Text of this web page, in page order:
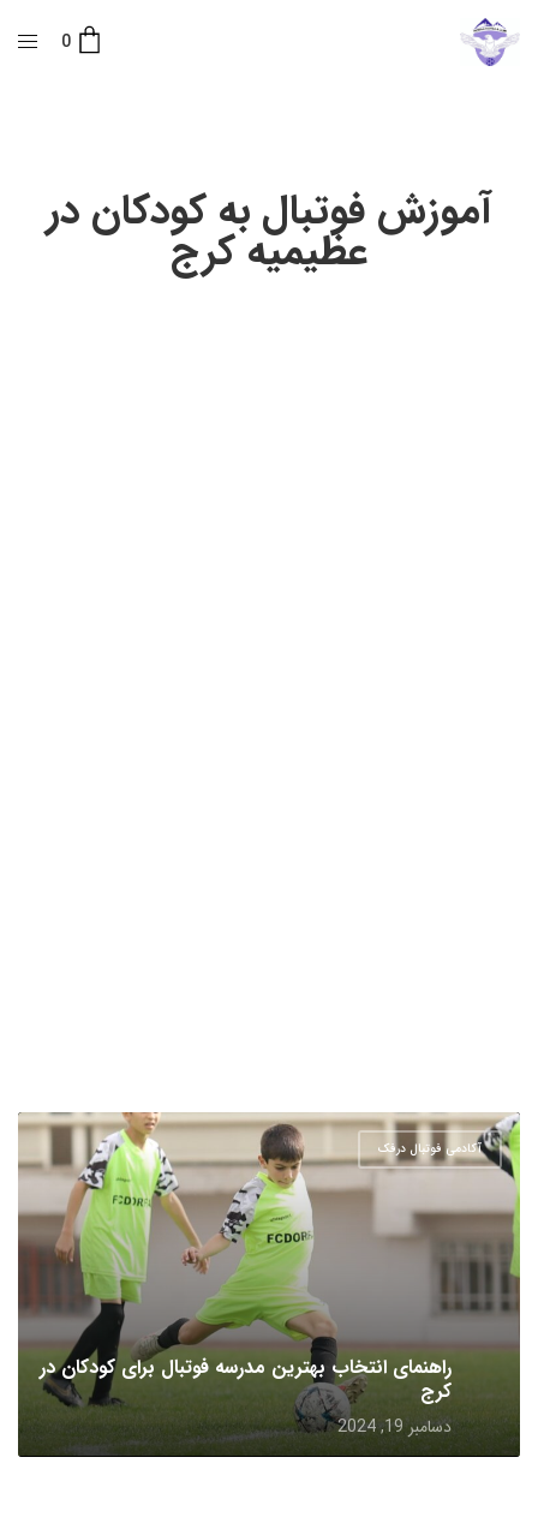
0
آموزش فوتبال به کودکان در
عظیمیه کرج
آکادمی فوتبال درفک
راهنمای انتخاب بهترین مدرسه فوتبال برای کودکان در
کرج
دسامبر 19, 2024